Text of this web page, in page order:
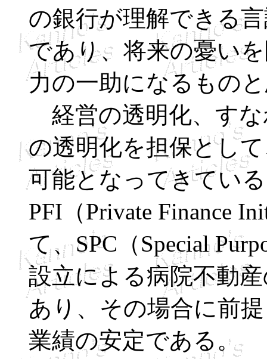
の銀行が理解できる
であり、将来の憂い
力の一助になるもの
経営の透明化、すな
の透明化を担保とし
可能となってきてい
PFI（Private Finance
て、SPC（Special
設立による病院不動
あり、その場合に前
業績の安定である。